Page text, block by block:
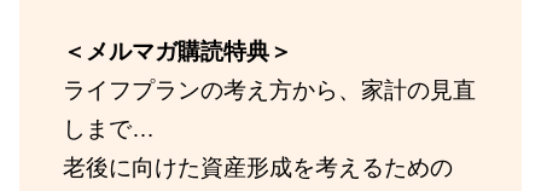
＜メルマガ購読特典＞
ライフプランの考え方から、家計の見直
しまで…
老後に向けた資産形成を考えるための